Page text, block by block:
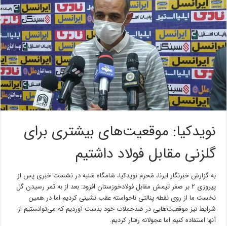
نویدکیا: موقعیت‌های بیشتری برای
گلزنی مقابل فولاد داشتیم
به گزارش خبرنگار ایرنا، مُحرم نویدکیا، شامگاه شنبه در نشست خبری پس از
پیروزی ۲ بر صفر تیمش مقابل فولادخوزستان افزود: بعد از به ثمر رسیدن گل
نخست ما از روی نقطه پنالتی ناخواسته عقب نشینی کردیم اما در همین
شرایط نیز موقعیت‌هایی در ضدحملات خود بدست آوردیم که می‌توانستیم از
آنها استفاده کنیم اما عجولانه رفتار کردیم.